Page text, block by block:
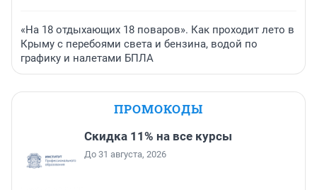
«На 18 отдыхающих 18 поваров». Как проходит лето в
Крыму с перебоями света и бензина, водой по
графику и налетами БПЛА
ПРОМОКОДЫ
Скидка 11% на все курсы
До 31 августа, 2026